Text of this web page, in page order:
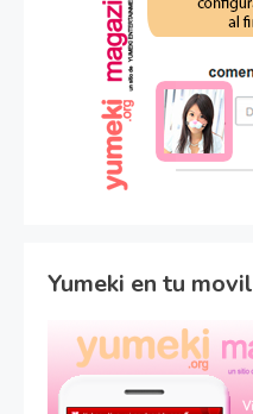
Yumeki en tu movil